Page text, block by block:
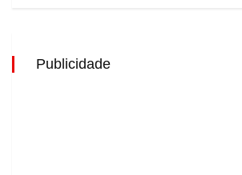
Publicidade